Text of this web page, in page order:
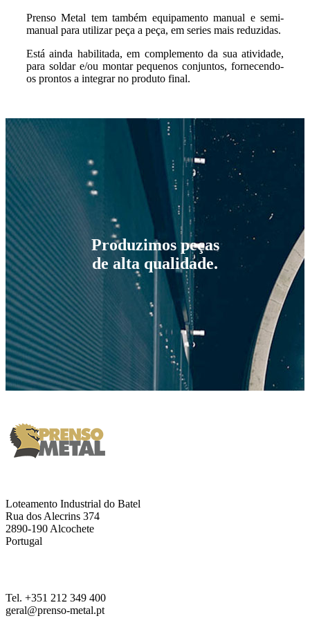
Prenso Metal tem também equipamento manual e semi-
manual para utilizar peça a peça, em series mais reduzidas.
Está ainda habilitada, em complemento da sua atividade,
para soldar e/ou montar pequenos conjuntos, fornecendo-
os prontos a integrar no produto final.
Produzimos peças
de alta qualidade.
Loteamento Industrial do Batel
Rua dos Alecrins 374
2890-190 Alcochete
Portugal
Tel. +351 212 349 400
geral@prenso-metal.pt